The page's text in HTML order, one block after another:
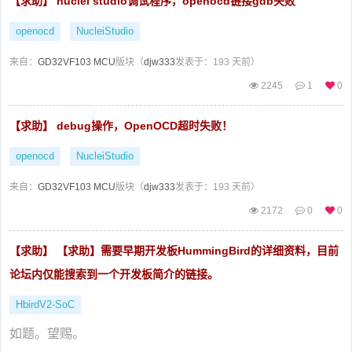
openocd NucleiStudio
来自： GD32VF103 MCU版块（djw333发表于：193 天前）
2245 1 0
【求助】 debug操作，OpenOCD超时失败！
openocd NucleiStudio
来自： GD32VF103 MCU版块（djw333发表于：193 天前）
2172 0 0
【求助】 【求助】需要早期开发板HummingBird的详细资料，目前
论坛内仅能搜索到一个开发板简介的链接。
HbirdV2-SoC
如题。望赐。